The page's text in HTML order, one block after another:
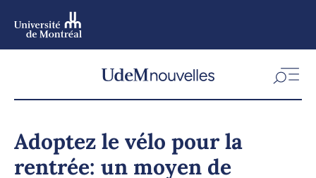
Adoptez le vélo pour la
rentrée: un moyen de